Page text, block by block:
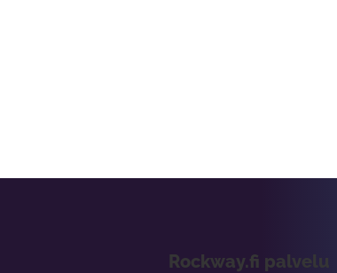
Rockway.fi palvelu